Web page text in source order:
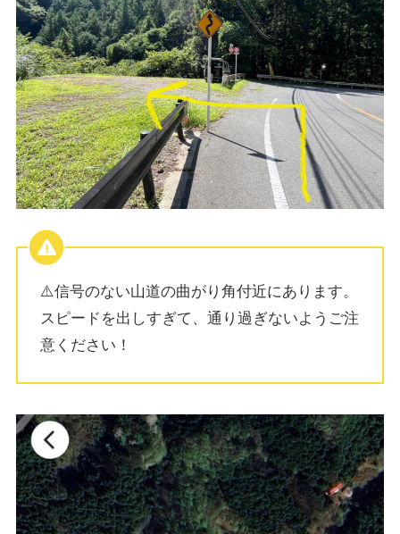
⚠️信号のない山道の曲がり角付近にあります。
スピードを出しすぎて、通り過ぎないようご注
意ください！